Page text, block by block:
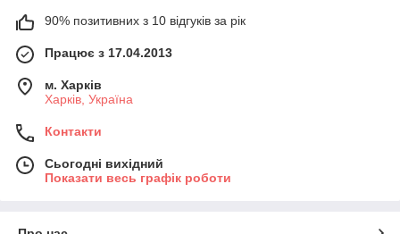
90% позитивних з 10 відгуків за рік
Працює з 17.04.2013
м. Харків
Харків, Україна
Контакти
Сьогодні вихідний
Показати весь графік роботи